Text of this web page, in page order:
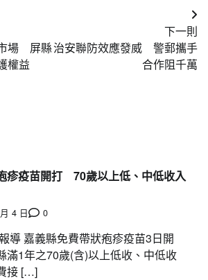
場 屏縣
權益
下一則
治安聯防效應發威 警郵攜手
合作阻千萬
疹疫苗開打 70歲以上低、中低收入
4 日 0
導 嘉義縣免費帶狀疱疹疫苗3日開
滿1年之70歲(含)以上低收、中低收
接 […]